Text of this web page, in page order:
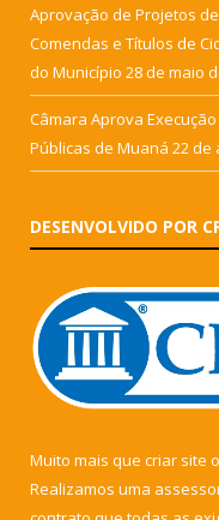
Aprovação de Projetos
Comendas e Títulos de
do Município 28 de maio
Câmara Aprova
Públicas de Muaná 22 de
DESENVOLVIDO POR
Muito mais que criar site
Realizamos uma